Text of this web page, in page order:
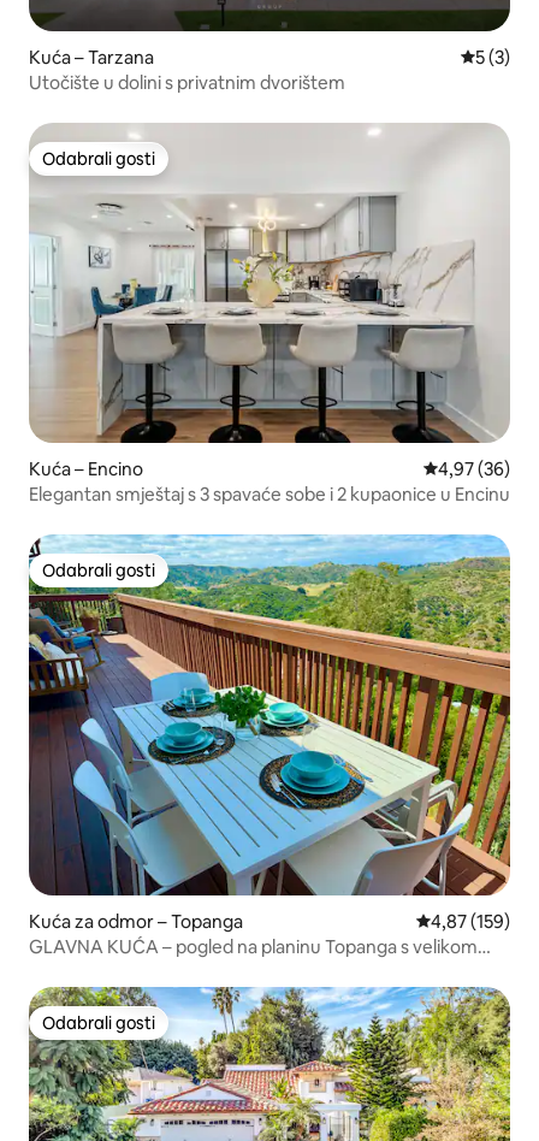
Kuća – Tarzana
5 (3)
Utočište u dolini s privatnim dvorištem
Odabrali gosti
Odabrali gosti
Kuća – Encino Prosječna
4,97 (36)
Elegantan smještaj s 3 spavaće sobe i 2 kupaonice u Encinu
Odabrali gosti
Odabrali gosti
Kuća za odmor – Topanga Prosječna
4,87 (159)
GLAVNA KUĆA – pogled na planinu Topanga s velikom
Odabrali gosti
Odabrali gosti